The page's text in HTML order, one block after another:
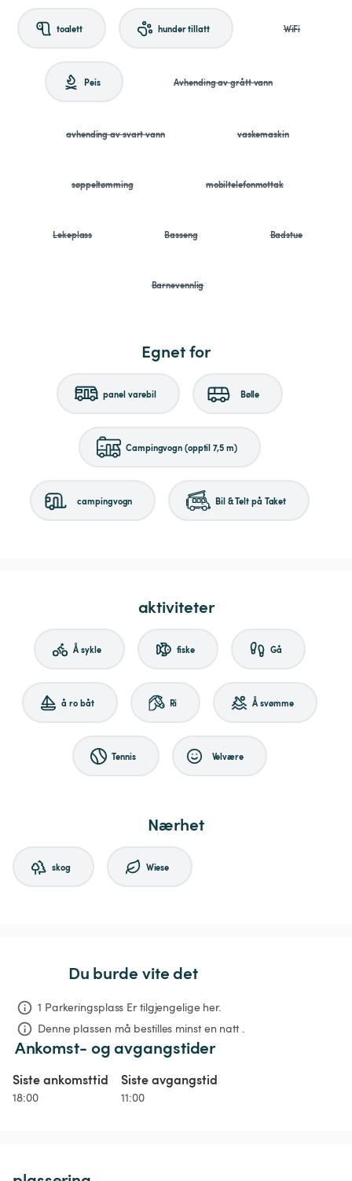
toalett hunder tillatt WiFi
Peis Avhending av grått vann
avhending av svart vann vaskemaskin
søppeltømming mobiltelefonmottak
Lekeplass Basseng Badstue
Barnevennlig
Egnet for
panel varebil Bølle
Campingvogn (opptil 7,5 m)
campingvogn Bil & Telt på Taket
aktiviteter
Å sykle fiske Gå
å ro båt Ri Å svømme
Tennis Velvære
Nærhet
skog Wiese
Du burde vite det
1 Parkeringsplass Er tilgjengelige her.
Denne plassen må bestilles minst en natt .
Ankomst- og avgangstider
Siste ankomsttid
18:00
Siste avgangstid
11:00